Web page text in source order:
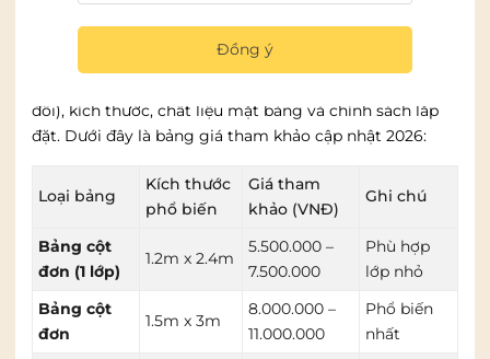
Bảng giá bảng trượt dọc tại Hà Nội
đôi), kích thước, chất liệu mặt bảng và chính sách lắp
đặt. Dưới đây là bảng giá tham khảo cập nhật 2026:
Loại bảng
Kích thước
phổ biến
Giá tham
khảo (VNĐ)
Ghi chú
Bảng cột
đơn (1 lớp)
1.2m x 2.4m
5.500.000 –
7.500.000
Phù hợp
lớp nhỏ
Bảng cột
đơn
1.5m x 3m
8.000.000 –
11.000.000
Phổ biến
nhất
Đồng ý